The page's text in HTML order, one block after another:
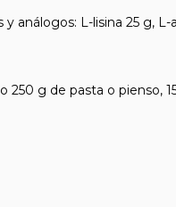
análogos: L-lisina 25 g, L-
g de pasta o pienso,